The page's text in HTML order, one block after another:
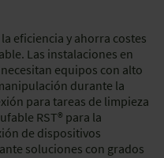
eficiencia y ahorra costes
Las instalaciones en
equipos con alto
durante la
para tareas de limpieza
RST® para la
de dispositivos
soluciones con grados